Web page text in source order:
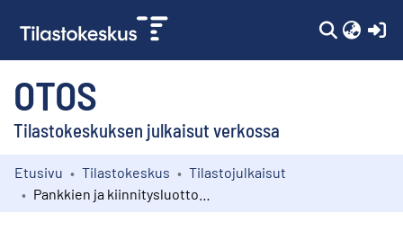
OTOS
Tilastokeskuksen julkaisut verkossa
Kokoelmat
Etusivu Tilastokeskus
Tilastojulkaisut